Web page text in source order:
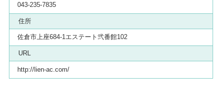
043-235-7835
住所
佐倉市上座684-1エステート弐番館102
URL
http://lien-ac.com/